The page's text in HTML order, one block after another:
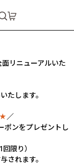
リニューアルいた
たします。
★ ／
ポンをプレゼントし
限り）
されます。